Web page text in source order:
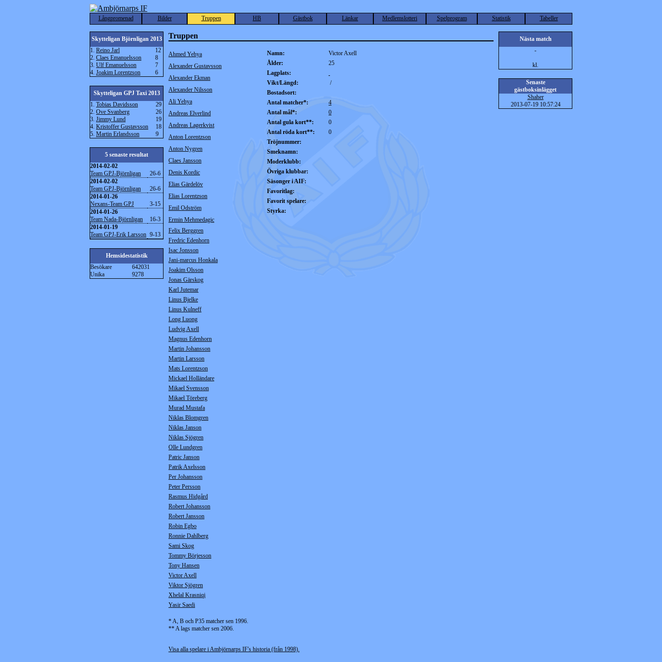
Långpromenad Bilder Truppen HB Gästbok Länkar Medlemslotteri Spelprogram Statistik Tabeller
Skytteligan Björnligan 2013
1. Reino Jarl
12
2. Claes Emanuelsson
8
3. Ulf Emanuelsson
7
4. Joakim Lorentzson 6
Skytteligan GPJ Taxi 2013
1. Tobias Davidsson
29
2. Ove Svanberg
26
3. Jimmy Lund
19
4. Kristoffer Gustavsson
18
5. Martin Erlandsson 9
5 senaste resultat
2014-02-02
Team GPJ-Björnligan
26-6
2014-02-02
Team GPJ-Björnligan
26-6
2014-01-26
Nexans-Team GPJ
3-15
2014-01-26
Team Nada-Björnligan
16-3
2014-01-19
Team GPJ-Erik Larsson 9-13
Hemsidestatistik
Besökare
642031
Unika
9278
Truppen
Ahmed Yehya Namn:
Victor Axell
Ålder:
25
Lagplats:
Vikt/Längd:
/
Bostadsort:
Antal matcher*:
4
Antal mål*:
0
Antal gula kort**:
0
Antal röda kort**:
0
Tröjnummer:
Smeknamn:
Moderklubb:
Övriga klubbar:
Säsonger i AIF:
Favoritlag:
Favorit spelare:
Styrka:
Alexander Gustavsson
Alexander Ekman
Alexander Nilsson
Ali Yehya
Andreas Elverlind
Andreas Lagerkvist
Anton Lorentzson
Anton Nygren
Claes Jansson
Denis Kordic
Elias Gärdelöv
Elias Lorentzson
Emil Odström
Ermin Mehmedagic
Felix Berggren
Fredric Edenhorn
Isac Jonsson
Jani-marcus Honkala
Joakim Olsson
Jonas Gärskog
Karl Jutemar
Linus Bjelke
Linus Kulneff
Long Luong
Ludvig Axell
Magnus Edenhorn
Martin Johansson
Martin Larsson
Mats Lorentzson
Mickael Holländare
Mikael Svensson
Mikael Töreberg
Murad Mustafa
Niklas Blomgren
Niklas Janson
Niklas Sjögren
Olle Lundgren
Patric Janson
Patrik Axelsson
Per Johansson
Peter Persson
Rasmus Hidgård
Robert Johansson
Robert Jansson
Robin Egbo
Ronnie Dahlberg
Sami Skog
Tommy Börjesson
Tony Hansen
Victor Axell
Viktor Sjögren
Xhelal Krasniqi
Yasir Saedi
* A, B och P35 matcher sen 1996.
** A lags matcher sen 2006.
Visa alla spelare i Ambjörnarps IF's historia (från 1998).
Nästa match
-
kl.
Senaste
gästboksinlägget
Shaher
2013-07-19 10:57:24